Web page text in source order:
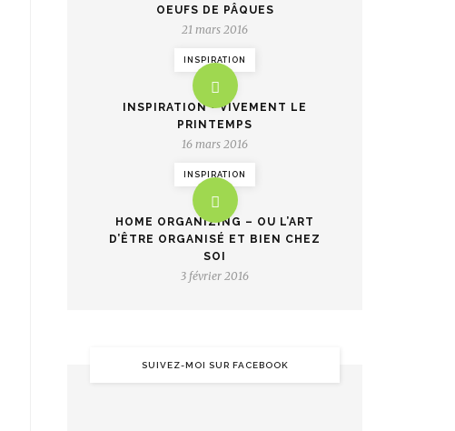
OEUFS DE PÂQUES
21 mars 2016
INSPIRATION
INSPIRATION • VIVEMENT LE
PRINTEMPS
16 mars 2016
INSPIRATION
HOME ORGANIZING – OU L’ART
D’ÊTRE ORGANISÉ ET BIEN CHEZ
SOI
3 février 2016
SUIVEZ-MOI SUR FACEBOOK